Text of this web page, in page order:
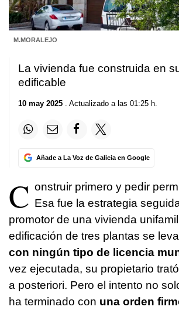
M.MORALEJO
La vivienda fue construida en
edificable
10 may 2025 . Actualizado a las 01:25 h.
Añade a La Voz de Galicia en Google
C onstruir primero y pedir
Esa fue la estrategia
promotor de una vivienda
edificación de tres plantas se
con ningún tipo de licencia
vez ejecutada, su propietario
a posteriori. Pero el intento no
ha terminado con una orden